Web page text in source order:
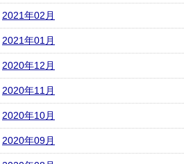
2021年02月
2021年01月
2020年12月
2020年11月
2020年10月
2020年09月